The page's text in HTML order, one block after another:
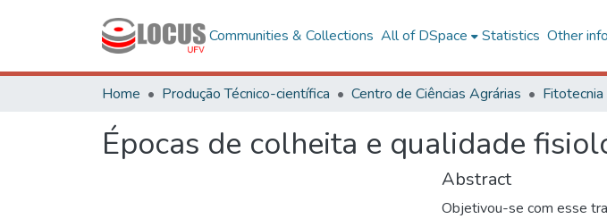
Communities & Collections All of DSpace Statistics Other
Home Produção Técnico-científica Centro de Ciências Agrárias Fitotecnia
Épocas de colheita e qualidade
Abstract
Objetivou-se com esse